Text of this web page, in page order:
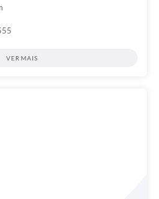
VER MAIS